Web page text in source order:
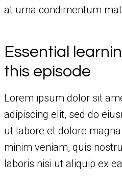
at urna condimentum
Essential
this episode
Lorem ipsum dolor sit
adipiscing elit, sed do
ut labore et dolore
minim veniam, quis
laboris nisi ut aliquip ex